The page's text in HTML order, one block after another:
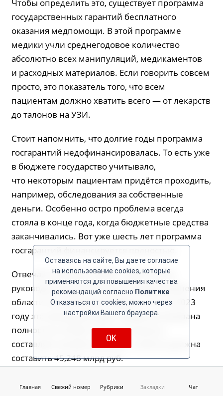
Чтобы определить это, существует программа
государственных гарантий бесплатного
оказания медпомощи. В этой программе
медики учли среднегодовое количество
абсолютно всех манипуляций, медикаментов
и расходных материалов. Если говорить совсем
просто, это показатель того, что всем
пациентам должно хватить всего — от лекарств
до талонов на УЗИ.
Стоит напомнить, что долгие годы программа
госгарантий недофинансировалась. То есть уже
в бюджете государство учитывало,
что некоторым пациентам придётся проходить,
например, обследования за собственные
деньги. Особенно остро проблема всегда
стояла в конце года, когда бюджетные средства
заканчивались. Вот уже шесть лет программа
госгарантий финансируется полностью.
Отвечая на вопрос «МОЁ!», заместитель
руководителя департамента здравоохранения
области Олег Минаков заверил, что и в 2023
году эта программа будет профинансирована
полностью. В 2022 году её стоимость
составляет 42,930 млрд руб., в 2023-м должна
составить 45,248 млрд руб.
Соответственно, у здравоохранения остаются
Главная Свежий номер Рубрики Закладки Чат
Оставаясь на сайте, Вы даете согласие
на использование cookies, которые
применяются для повышения качества
рекомендаций согласно Политике
Отказаться от cookies, можно через
настройки Вашего браузера.
OK